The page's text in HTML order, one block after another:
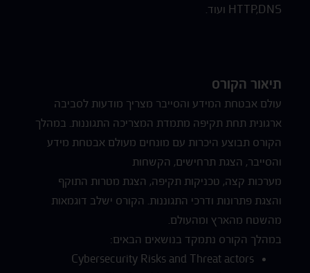
HTTP,DNS ועוד.
תיאור הקורס
עולם אבטחת המידע והסייבר מצריך מודעות לסביבה
ארגונית תחת תקיפה מתמדת המצריכה התגוננות. במהלך
הקורס תבוצע היכרות עם מונחים מעולם אבטחת מידע
והסייבר, הצגת תרחישים, הקשחות
מערכות קצה, טכניקות תקיפה, הצגת מטרות התוקף
והצגת פתרונות ודרכי התגוננות. הקורס ישלב דוגמאות
מהשטח מהארץ ומהעולם.
במהלך הקורס נתמקד בנושאים הבאים:
Cybersecurity Risks and Threat actors